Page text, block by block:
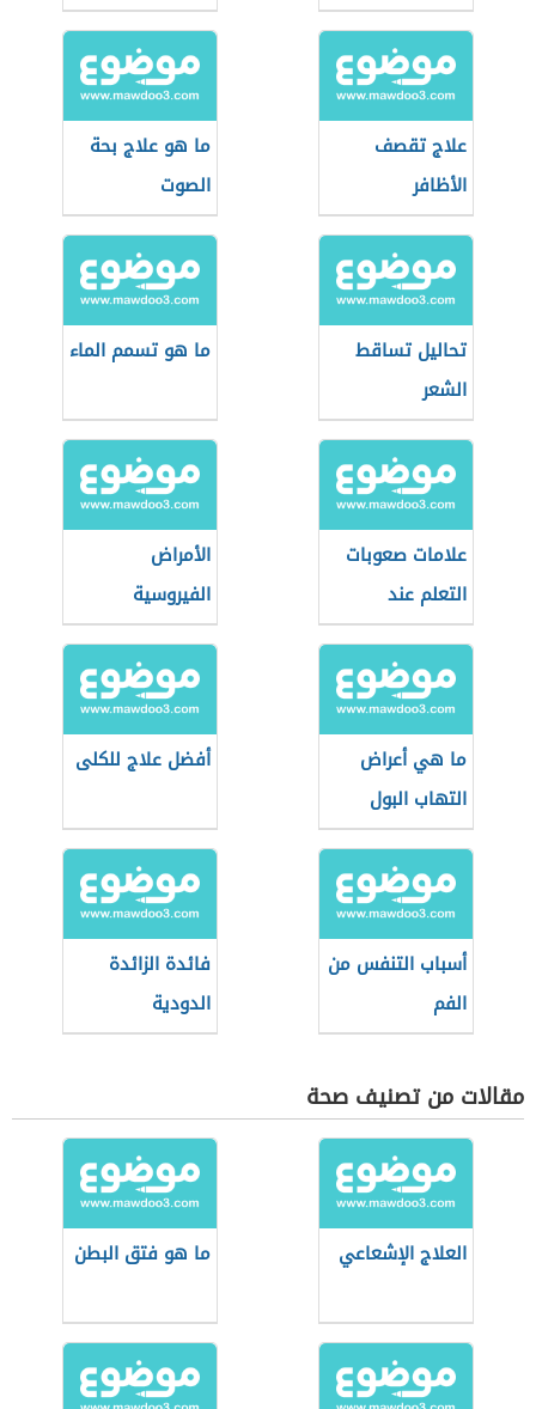
علاج تقصف
الأظافر
ما هو علاج بحة
الصوت
تحاليل تساقط
الشعر
ما هو تسمم الماء
علامات صعوبات
التعلم عند
الأطفال
الأمراض
الفيروسية
ما هي أعراض
التهاب البول
أفضل علاج للكلى
أسباب التنفس من
الفم
فائدة الزائدة
الدودية
مقالات من تصنيف صحة
العلاج الإشعاعي ما هو فتق البطن